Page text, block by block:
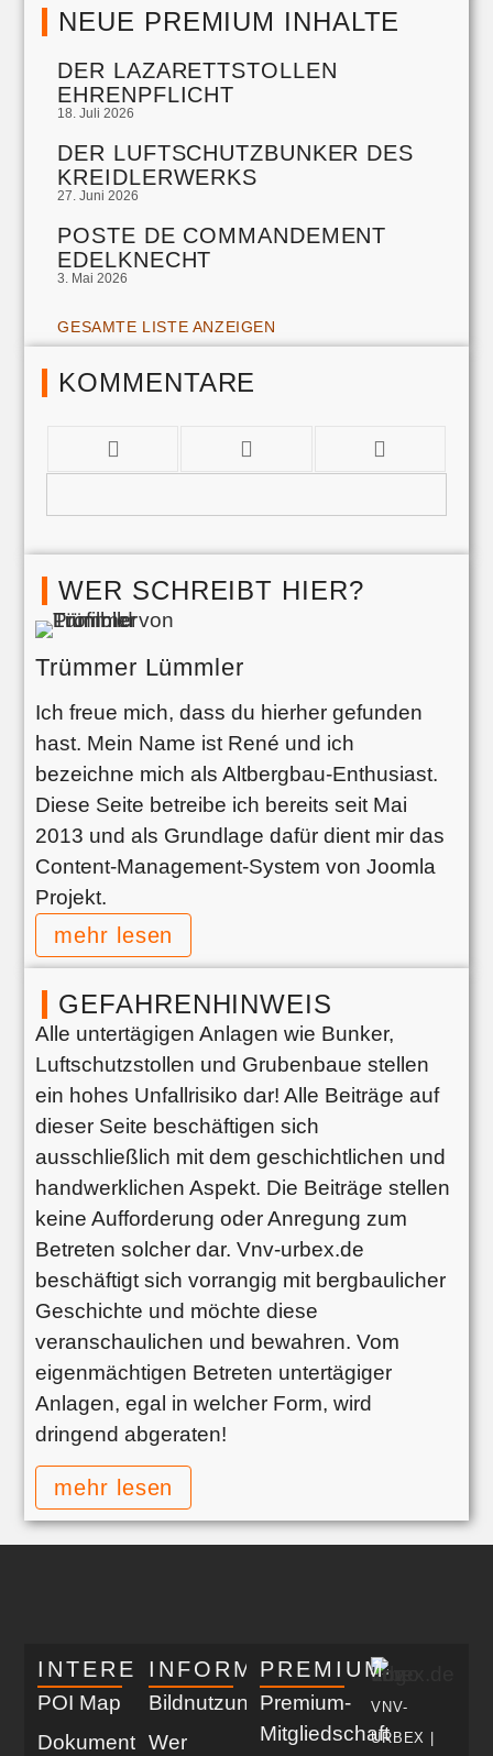
NEUE PREMIUM INHALTE
DER LAZARETTSTOLLEN
EHRENPFLICHT
18. Juli 2026
DER LUFTSCHUTZBUNKER DES
KREIDLERWERKS
27. Juni 2026
POSTE DE COMMANDEMENT
EDELKNECHT
3. Mai 2026
GESAMTE LISTE ANZEIGEN
KOMMENTARE
WER SCHREIBT HIER?
Trümmer Lümmler
Ich freue mich, dass du hierher gefunden
hast. Mein Name ist René und ich
bezeichne mich als Altbergbau-Enthusiast.
Diese Seite betreibe ich bereits seit Mai
2013 und als Grundlage dafür dient mir das
Content-Management-System von Joomla
Projekt.
mehr lesen
GEFAHRENHINWEIS
Alle untertägigen Anlagen wie Bunker,
Luftschutzstollen und Grubenbaue stellen
ein hohes Unfallrisiko dar! Alle Beiträge auf
dieser Seite beschäftigen sich
ausschließlich mit dem geschichtlichen und
handwerklichen Aspekt. Die Beiträge stellen
keine Aufforderung oder Anregung zum
Betreten solcher dar. Vnv-urbex.de
beschäftigt sich vorrangig mit bergbaulicher
Geschichte und möchte diese
veranschaulichen und bewahren. Vom
eigenmächtigen Betreten untertägiger
Anlagen, egal in welcher Form, wird
dringend abgeraten!
mehr lesen
VNV-
URBEX |
INTERESSANT
POI Map
Dokumentationen
INFORMATIV
Bildnutzung
Wer
PREMIUM
Premium-
Mitgliedschaft